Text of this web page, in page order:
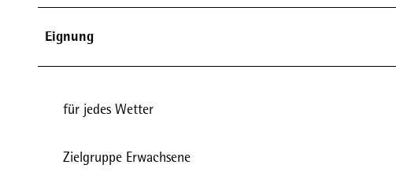
Eignung
für jedes Wetter
Zielgruppe Erwachsene